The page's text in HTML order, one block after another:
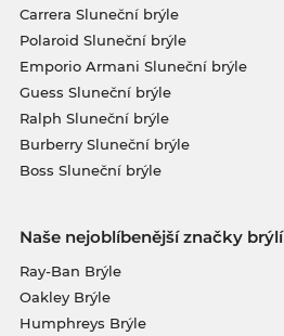
Carrera Sluneční brýle
Polaroid Sluneční brýle
Emporio Armani Sluneční brýle
Guess Sluneční brýle
Ralph Sluneční brýle
Burberry Sluneční brýle
Boss Sluneční brýle
Naše nejoblíbenější značky brýlí
Ray-Ban Brýle
Oakley Brýle
Humphreys Brýle